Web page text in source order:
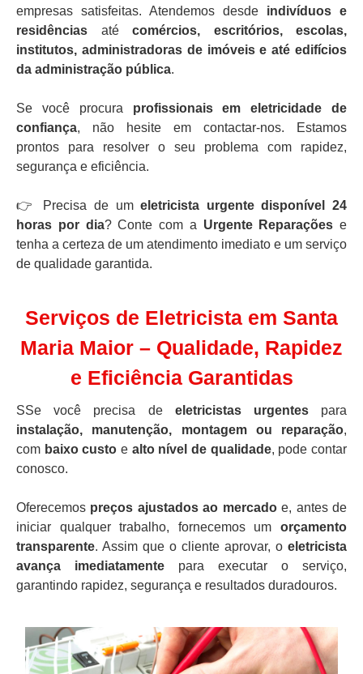
empresas satisfeitas. Atendemos desde indivíduos e
residências até comércios, escritórios, escolas,
institutos, administradoras de imóveis e até edifícios
da administração pública.
Se você procura profissionais em eletricidade de
confiança, não hesite em contactar-nos. Estamos
prontos para resolver o seu problema com rapidez,
segurança e eficiência.
👉 Precisa de umeletricista urgente disponível 24
horas por dia? Conte com a Urgente Reparações e
tenha a certeza de um atendimento imediato e um serviço
de qualidade garantida.
Serviços de Eletricista em Santa
Maria Maior – Qualidade, Rapidez
e Eficiência Garantidas
SSe você precisa de eletricistas urgentespara
instalação, manutenção, montagem ou reparação,
com baixo custo e alto nível de qualidade, pode contar
conosco.
Oferecemos preços ajustados ao mercadoe, antes de
iniciar qualquer trabalho, fornecemos um orçamento
transparente. Assim que o cliente aprovar, o eletricista
avança imediatamente para executar o serviço,
garantindo rapidez, segurança e resultados duradouros.